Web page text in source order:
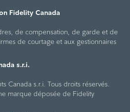
Fidelity Canada
de compensation, de garde et de
de courtage et aux gestionnaires
s.r.i.
Canada s.r.i. Tous droits réservés.
marque déposée de Fidelity